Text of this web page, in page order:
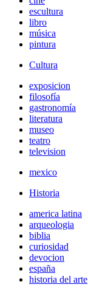
escultura
libro
música
pintura
Cultura
exposicion
filosofía
gastronomía
literatura
museo
teatro
television
mexico
Historia
america latina
arqueologia
biblia
curiosidad
devocion
españa
historia del arte